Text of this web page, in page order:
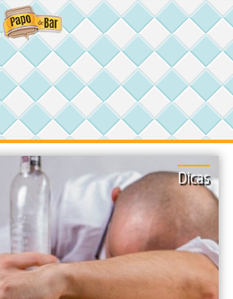
Dicas